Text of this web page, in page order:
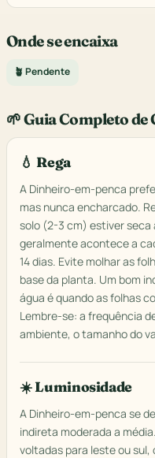
Onde se encaixa
🪴 Pendente
🌱 Guia Completo de
💧 Rega
A Dinheiro-em-penca
mas nunca encharcado.
solo (2-3 cm) estiver seca
geralmente acontece a
14 dias. Evite molhar as
base da planta. Um bom
água é quando as folhas
Lembre-se: a frequência
ambiente, o tamanho do
☀️ Luminosidade
A Dinheiro-em-penca se
indireta moderada a
voltadas para leste ou sul,